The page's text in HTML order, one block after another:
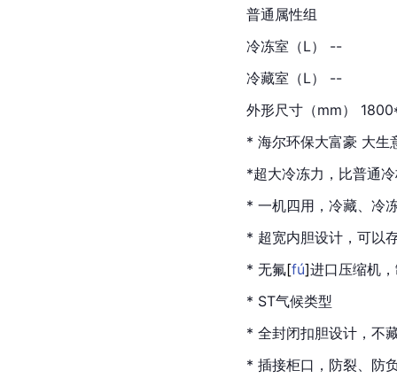
普通属性组
冷冻室（L） --
冷藏室（L） --
外形尺寸（mm）
* 海尔环保大富豪 大生
*超大冷冻力，比普通
* 一机四用，冷藏、冷
* 超宽内胆设计，可以
* 无氟[fú]进口压缩机
* ST气候类型
* 全封闭扣胆设计，不
* 插接柜口，防裂、防